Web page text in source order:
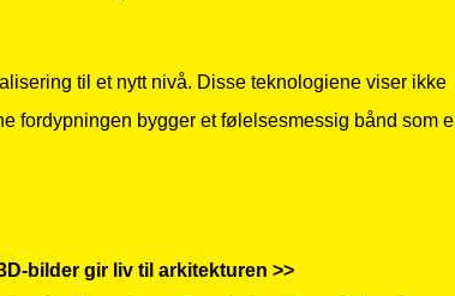
til et nytt nivå. Disse teknologiene viser ikke
fordypningen bygger et følelsesmessig bånd som
bilder gir liv til arkitekturen >>